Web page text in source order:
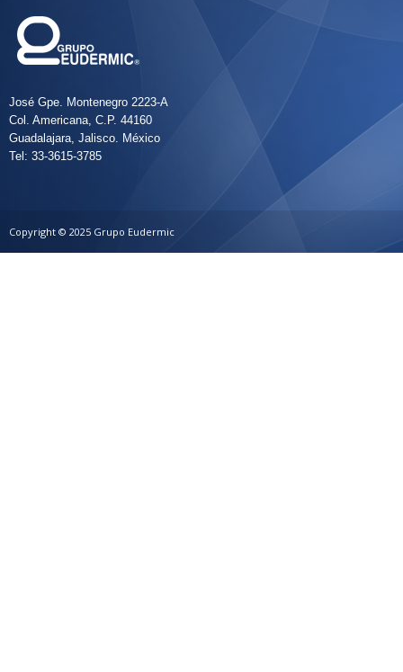
José Gpe. Montenegro 2223-A
Col. Americana, C.P. 44160
Guadalajara, Jalisco. México
Tel: 33-3615-3785
Copyright © 2025 Grupo Eudermic